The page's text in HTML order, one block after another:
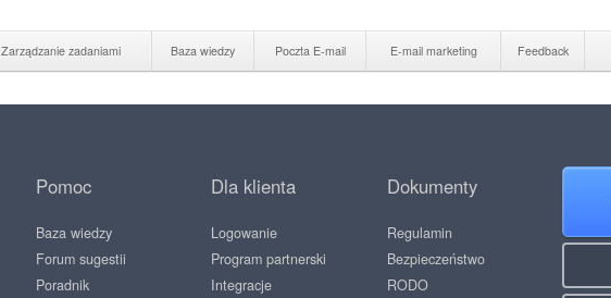
Zarządzanie zadaniami Baza wiedzy Poczta E-mail E-mail marketing Feedback
Pomoc
Baza wiedzy
Forum sugestii
Poradnik
Dla klienta
Logowanie
Program partnerski
Integracje
Dokumenty
Regulamin
Bezpieczeństwo
RODO